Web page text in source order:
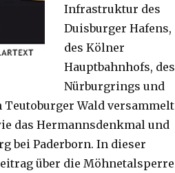
Infrastruktur des
Duisburger Hafens,
des Kölner
Hauptbahnhofs, des
Nürburgrings und
Teutoburger Wald versammelt
das Hermannsdenkmal und
bei Paderborn. In dieser
über die Möhnetalsperre